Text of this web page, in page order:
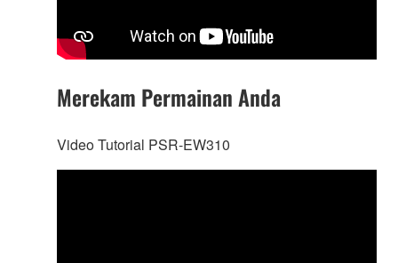
Merekam Permainan Anda
Video Tutorial PSR-EW310